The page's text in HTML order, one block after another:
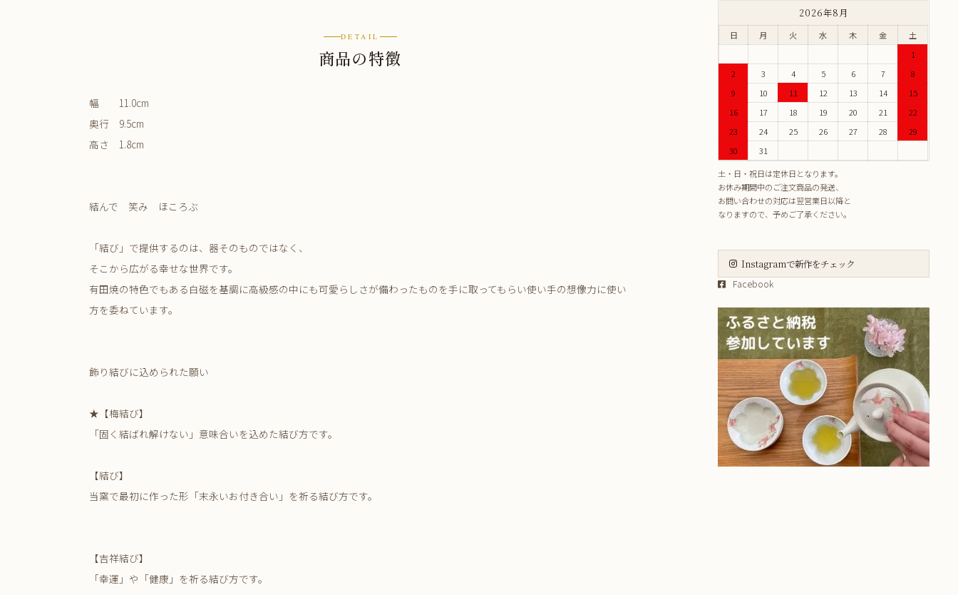
DETAIL
商品の特徴
幅 11.0cm
奥行 9.5cm
高さ 1.8cm
結んで 笑み ほころぶ
「結び」で提供するのは、器そのものではなく、
そこから広がる幸せな世界です。
有田焼の特色でもある白磁を基調に高級感の中にも可愛らしさが備わったものを手に取ってもらい使い手の想像力に使い
方を委ねています。
飾り結びに込められた願い
★【梅結び】
「固く結ばれ解けない」意味合いを込めた結び方です。
【結び】
当窯で最初に作った形「末永いお付き合い」を祈る結び方です。
【吉祥結び】
「幸運」や「健康」を祈る結び方です。
2026年8月
日 月 火 水 木 金
土
1
2
3 4 5 6 7
8
9
10 11 12 13 14
15
16
17 18 19 20 21
22
23
24 25 26 27 28
29
30
31
土・日・祝日は定休日となります。
お休み期間中のご注文商品の発送、
お問い合わせの対応は翌営業日以降と
なりますので、予めご了承ください。
Instagramで新作をチェック
Facebook